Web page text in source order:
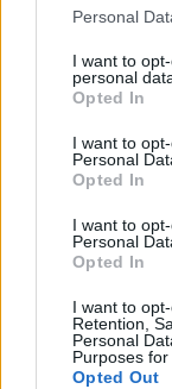
Please note that
not limited to
grant or deny
use your data
consent section.
Personal
I want to
personal
Opted In
I want to
Personal
Opted In
I want to
Personal
Opted In
I want to
Retention,
Personal
Purposes
Opted Out
ਤੁਹਾਡਾ ਈਮੇਲ ਪਤਾ: